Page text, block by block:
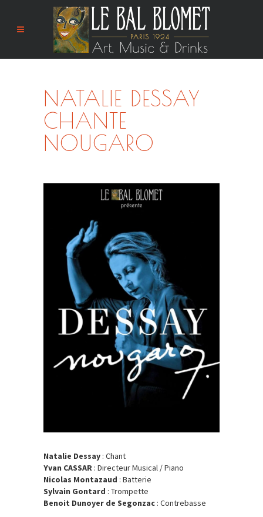
NATALIE DESSAY
CHANTE
NOUGARO
Natalie Dessay : Chant
Yvan CASSAR : Directeur Musical / Piano
Nicolas Montazaud : Batterie
Sylvain Gontard : Trompette
Benoit Dunoyer de Segonzac : Contrebasse